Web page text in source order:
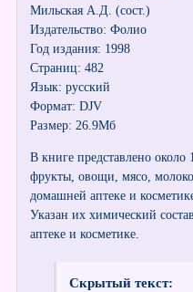
Мильская А.Д. (сост.)
Издательство: Фолио
Год издания: 1998
Страниц: 482
Язык: русский
Формат: DJV
Размер: 26.9Мб
В книге представлено
фрукты, овощи, мясо,
домашней аптеке и
Указан их химический
аптеке и косметике.
Скрытый текст: